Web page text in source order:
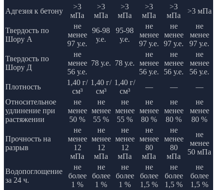
Адгезия к бетону
>3
мПа
>3
мПа
>3
мПа
>3
мПа
>3
мПа
>3 мПа
Твердость по
Шору А
не
менее
97 у.е.
96-98
у.е.
95-98
у.е.
не
менее
97 у.е.
не
менее
97 у.е.
не
менее
97 у.е.
Твердость по
Шору Д
не
менее
56 у.е.
78 у.е. 78 у.е.
не
менее
56 у.е.
не
менее
56 у.е.
не
менее
56 у.е.
Плотность
1,40 г/
см³
1,40 г/
см³
1,40 г/
см³
— —
—
Относительное
удлинение при
растяжении
не
менее
50 %
не
менее
55 %
не
менее
55 %
не
менее
80 %
не
менее
80 %
не
менее
80 %
Прочность на
разрыв
не
менее
12
мПа
не
менее
12
мПа
не
менее
12
мПа
не
менее
80
мПа
не
менее
80
мПа
не
менее
50 мПа
Водопоглощение
за 24 ч.
не
более
1 %
не
более
1 %
не
более
1 %
не
более
1,5 %
не
более
1,5 %
не
более
1,5 %